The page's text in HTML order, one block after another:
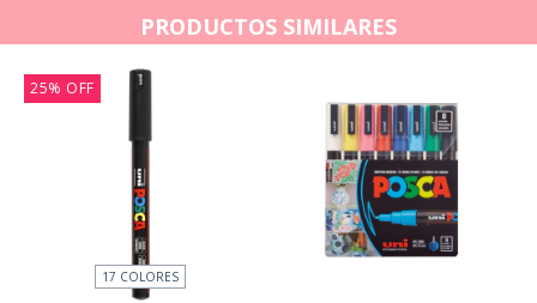
PRODUCTOS SIMILARES
25% OFF
17 COLORES